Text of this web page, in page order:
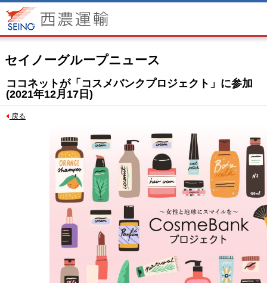
セイノーグループニュース
ココネットが「コスメバンクプロジェクト」に参加
(2021年12月17日)
戻る